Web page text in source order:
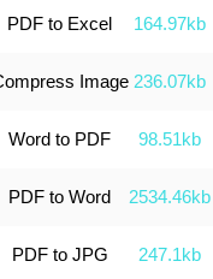
PDF to Excel 164.97kb
Image 236.07kb
Word to PDF 98.51kb
PDF to Word 2534.46kb
PDF to JPG 247.1kb